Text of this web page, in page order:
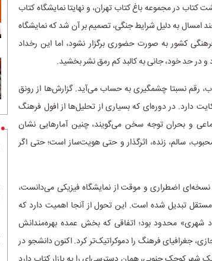
کتاب در مجموعه باغ کتاب تهران، و نهایتا نمایشگاه کتاب
به دلیل شرایط جنگی، تصمیم بر آن شد که نمایشگاه
کشور به صورت حضوری برگزار نشود، اما این رخداد
در حد خود، جانی به کالبد کم رمق نشر بخشید.
کتاب، رقم نسبتا چشمگیری به حساب می‌آید. گزارش‌ها از رونق
دارد. در دوره‌ای که بسیاری از تحلیل‌ها از افول فرهنگ
و بحران توجه سخن می‌گویند، چنین آمارهایی نشان
سالم، زنده، اثرگذار و حتی هویت‌ساز است؛ حتی اگر
نسخه‌ای اضطراری و موقت از نمایشگاه فیزیکی می‌دانست،
تبدیل شده است. این تحول از آنجا اهمیت دارد که
شهری» محدود بود؛ اتفاقی که بخش عمده بهره‌مندانش
جغرافیای فرهنگ را دموکراتیک‌تر کرد. اکنون دانشجو در